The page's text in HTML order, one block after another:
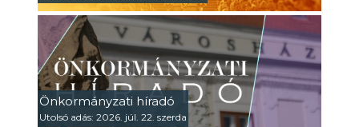
Önkormányzati híradó
Utolsó adás: 2026. júl. 22. szerda